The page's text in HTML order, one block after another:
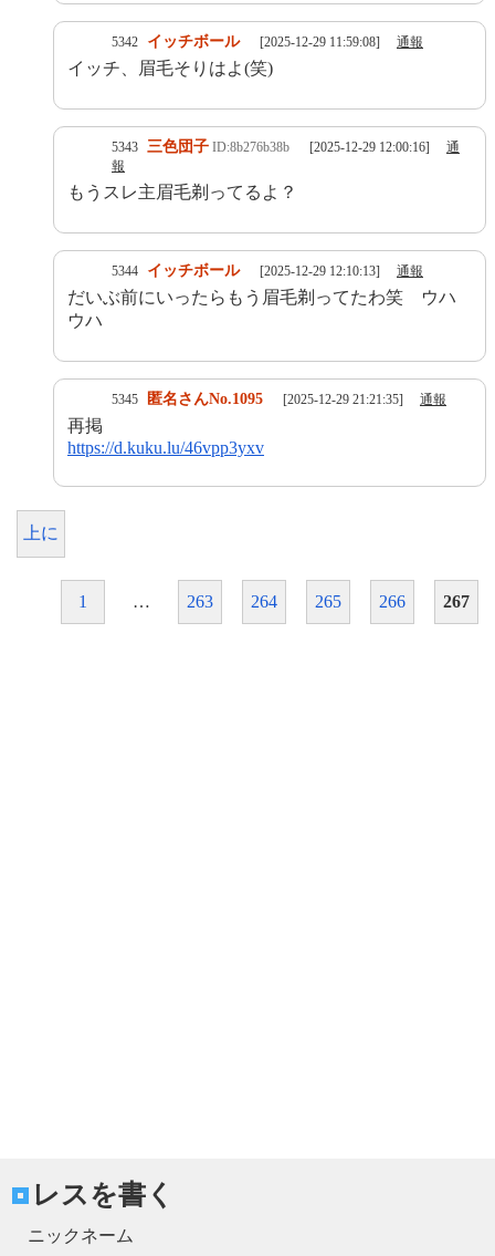
5342 イッチボール [2025-12-29 11:59:08] 通報
イッチ、眉毛そりはよ(笑)
5343 三色団子 ID:8b276b38b [2025-12-29 12:00:16]
通
報
もうスレ主眉毛剃ってるよ？
5344 イッチボール [2025-12-29 12:10:13] 通報
だいぶ前にいったらもう眉毛剃ってたわ笑 ウハ
ウハ
5345 匿名さんNo.1095 [2025-12-29 21:21:35] 通報
再掲
https://d.kuku.lu/46vpp3yxv
上に
1 … 263 264 265 266 267
レスを書く
ニックネーム